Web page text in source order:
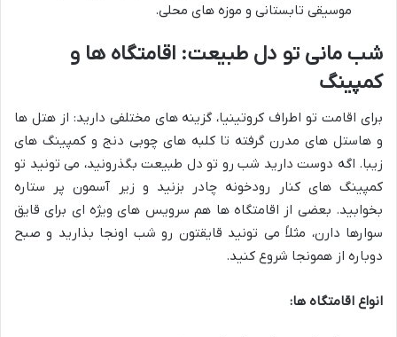
موسیقی تابستانی و موزه های محلی.
شب مانی تو دل طبیعت: اقامتگاه ها و
کمپینگ
برای اقامت تو اطراف کروتینیا، گزینه های مختلفی دارید: از هتل ها
و هاستل های مدرن گرفته تا کلبه های چوبی دنج و کمپینگ های
زیبا. اگه دوست دارید شب رو تو دل طبیعت بگذرونید، می تونید تو
کمپینگ های کنار رودخونه چادر بزنید و زیر آسمون پر ستاره
بخوابید. بعضی از اقامتگاه ها هم سرویس های ویژه ای برای قایق
سوارها دارن، مثلاً می تونید قایقتون رو شب اونجا بذارید و صبح
دوباره از همونجا شروع کنید.
انواع اقامتگاه ها: